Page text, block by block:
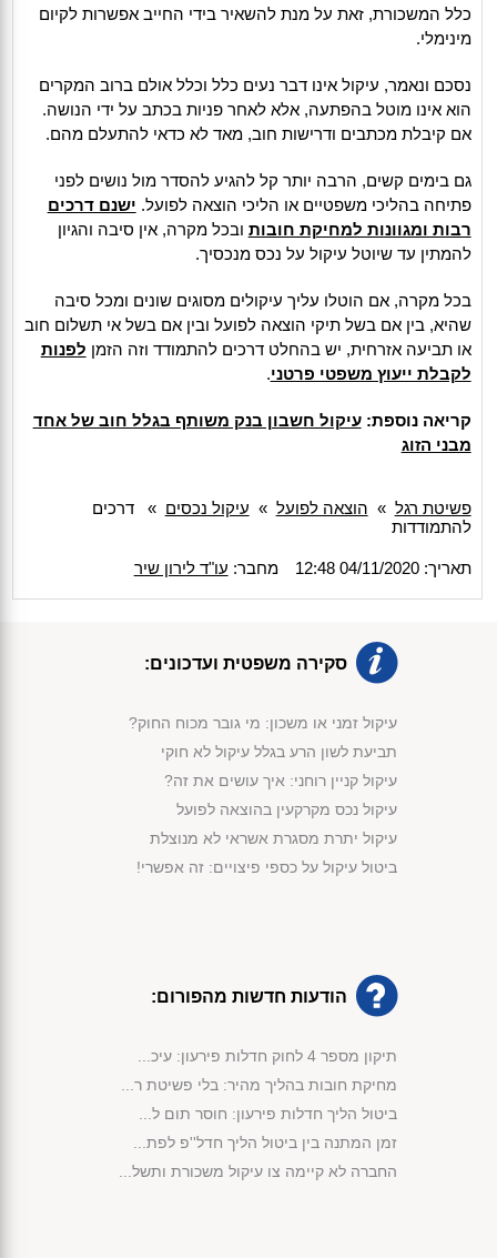
כלל המשכורת, זאת על מנת להשאיר בידי החייב אפשרות לקיום
מינימלי.
נסכם ונאמר, עיקול אינו דבר נעים כלל וכלל אולם ברוב המקרים
הוא אינו מוטל בהפתעה, אלא לאחר פניות בכתב על ידי הנושה.
אם קיבלת מכתבים ודרישות חוב, מאד לא כדאי להתעלם מהם.
גם בימים קשים, הרבה יותר קל להגיע להסדר מול נושים לפני
פתיחה בהליכי משפטיים או הליכי הוצאה לפועל. ישנם דרכים
רבות ומגוונות למחיקת חובות ובכל מקרה, אין סיבה והגיון
להמתין עד שיוטל עיקול על נכס מנכסיך.
בכל מקרה, אם הוטלו עליך עיקולים מסוגים שונים ומכל סיבה
שהיא, בין אם בשל תיקי הוצאה לפועל ובין אם בשל אי תשלום חוב
או תביעה אזרחית, יש בהחלט דרכים להתמודד וזה הזמן לפנות
לקבלת ייעוץ משפטי פרטני.
קריאה נוספת:עיקול חשבון בנק משותף בגלל חוב של אחד
מבני הזוג
פשיטת רגל » הוצאה לפועל » עיקול נכסים »דרכים
להתמודדות
תאריך: 04/11/2020 12:48 מחבר: עו"ד לירון שיר
סקירה משפטית ועדכונים:
עיקול זמני או משכון: מי גובר מכוח החוק?
תביעת לשון הרע בגלל עיקול לא חוקי
עיקול קניין רוחני: איך עושים את זה?
עיקול נכס מקרקעין בהוצאה לפועל
עיקול יתרת מסגרת אשראי לא מנוצלת
ביטול עיקול על כספי פיצויים: זה אפשרי!
הודעות חדשות מהפורום:
תיקון מספר 4 לחוק חדלות פירעון: עיכ...
מחיקת חובות בהליך מהיר: בלי פשיטת ר...
ביטול הליך חדלות פירעון: חוסר תום ל...
זמן המתנה בין ביטול הליך חדל''פ לפת...
החברה לא קיימה צו עיקול משכורת ותשל...